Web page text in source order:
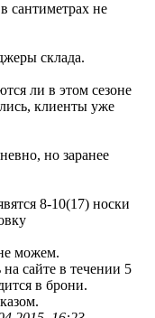
сантиметрах не
склада.
ли в этом сезоне
клиенты уже
но заранее
8-10(17) носки
можем.
сайте в течении 5
в брони.